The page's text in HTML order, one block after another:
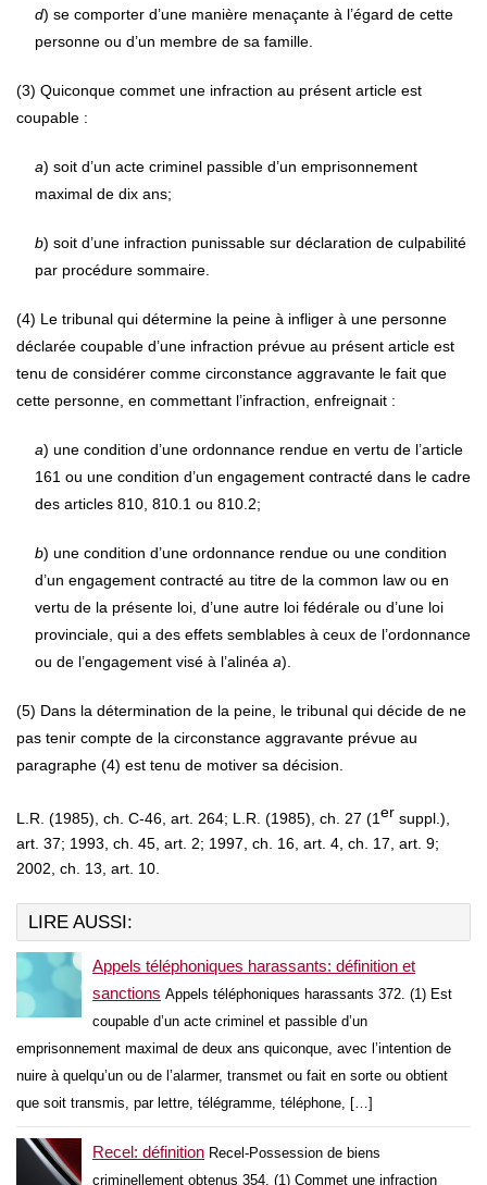
d) se comporter d’une manière menaçante à l’égard de cette
personne ou d’un membre de sa famille.
(3) Quiconque commet une infraction au présent article est
coupable :
a) soit d’un acte criminel passible d’un emprisonnement
maximal de dix ans;
b) soit d’une infraction punissable sur déclaration de culpabilité
par procédure sommaire.
(4) Le tribunal qui détermine la peine à infliger à une personne
déclarée coupable d’une infraction prévue au présent article est
tenu de considérer comme circonstance aggravante le fait que
cette personne, en commettant l’infraction, enfreignait :
a) une condition d’une ordonnance rendue en vertu de l’article
161 ou une condition d’un engagement contracté dans le cadre
des articles 810, 810.1 ou 810.2;
b) une condition d’une ordonnance rendue ou une condition
d’un engagement contracté au titre de la common law ou en
vertu de la présente loi, d’une autre loi fédérale ou d’une loi
provinciale, qui a des effets semblables à ceux de l’ordonnance
ou de l’engagement visé à l’alinéa a).
(5) Dans la détermination de la peine, le tribunal qui décide de ne
pas tenir compte de la circonstance aggravante prévue au
paragraphe (4) est tenu de motiver sa décision.
L.R. (1985), ch. C-46, art. 264; L.R. (1985), ch. 27 (1er suppl.),
art. 37; 1993, ch. 45, art. 2; 1997, ch. 16, art. 4, ch. 17, art. 9;
2002, ch. 13, art. 10.
LIRE AUSSI:
Appels téléphoniques harassants: définition et
sanctions Appels téléphoniques harassants 372. (1) Est
coupable d’un acte criminel et passible d’un
emprisonnement maximal de deux ans quiconque, avec l’intention de
nuire à quelqu’un ou de l’alarmer, transmet ou fait en sorte ou obtient
que soit transmis, par lettre, télégramme, téléphone, […]
Recel: définition Recel-Possession de biens
criminellement obtenus 354. (1) Commet une infraction